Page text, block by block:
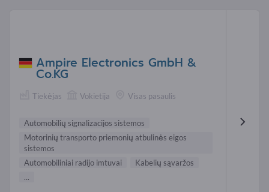
Ampire Electronics GmbH &
Co.KG
Tiekėjas Vokietija Visas pasaulis
Automobilių signalizacijos sistemos
Motorinių transporto priemonių atbulinės eigos
sistemos
Automobiliniai radijo imtuvai
Kabelių sąvaržos
...